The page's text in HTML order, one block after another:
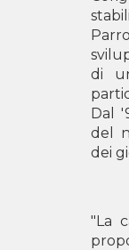
di
Dal
del
dei
"La